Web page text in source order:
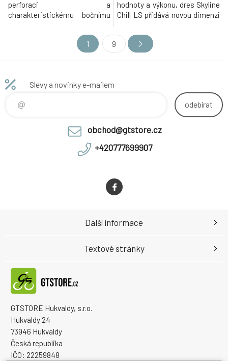
perforaci a
charakteristickému bočnímu
Air Mesh se dres Sprint stal
nepostradatelnou součástí
výbavy všech našich
165 g/m2 je dres Sprint skvělou
hodnoty a výkonu, dres Skyline
Chill LS přidává novou dimenzi
1 9
Slevy a novinky e-mailem
odebírat
obchod@gtstore.cz
+420777699907
GTSTORE Hukvaldy, s.r.o.
Hukvaldy 24
73946 Hukvaldy
Česká republika
IČO: 22259848
Další informace
Textové stránky